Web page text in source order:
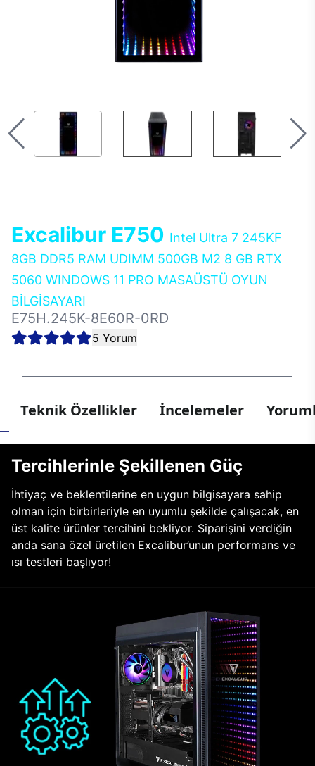
Excalibur E750 Intel Ultra 7 245KF
8GB DDR5 RAM UDIMM 500GB M2 8 GB RTX
5060 WINDOWS 11 PRO MASAÜSTÜ OYUN
BİLGİSAYARI
E75H.245K-8E60R-0RD
5 Yorum
Teknik Özellikler İncelemeler
Tercihlerinle Şekillenen Güç
İhtiyaç ve beklentilerine en uygun bilgisayara sahip
olman için birbirleriyle en uyumlu şekilde çalışacak, en
üst kalite ürünler tercihini bekliyor. Siparişini verdiğin
anda sana özel üretilen Excalibur’unun performans ve
ısı testleri başlıyor!